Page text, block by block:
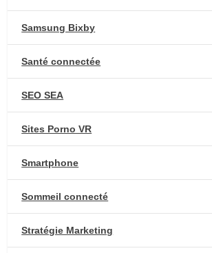
Samsung Bixby
Santé connectée
SEO SEA
Sites Porno VR
Smartphone
Sommeil connecté
Stratégie Marketing